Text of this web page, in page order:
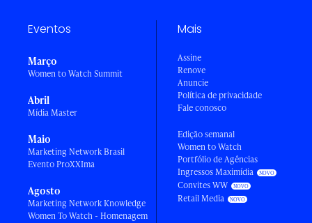
Eventos
Março
Women to Watch Summit
Abril
Mídia Master
Maio
Marketing Network Brasil
Evento ProXXIma
Agosto
Marketing Network Knowledge
Women To Watch - Homenagem
Mais
Assine
Renove
Anuncie
Política de privacidade
Fale conosco
Edição semanal
Women to Watch
Portfólio de Agências
Ingressos Maximídia
Convites WW
Retail Media